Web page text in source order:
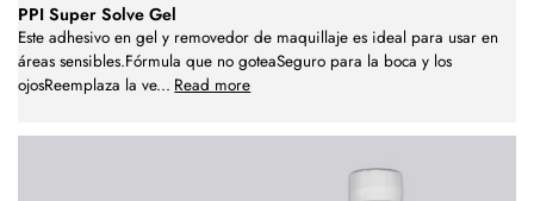
PPI Super Solve Gel
Este adhesivo en gel y removedor de maquillaje es ideal para usar en
áreas sensibles.Fórmula que no goteaSeguro para la boca y los
ojosReemplaza la ve... Read more